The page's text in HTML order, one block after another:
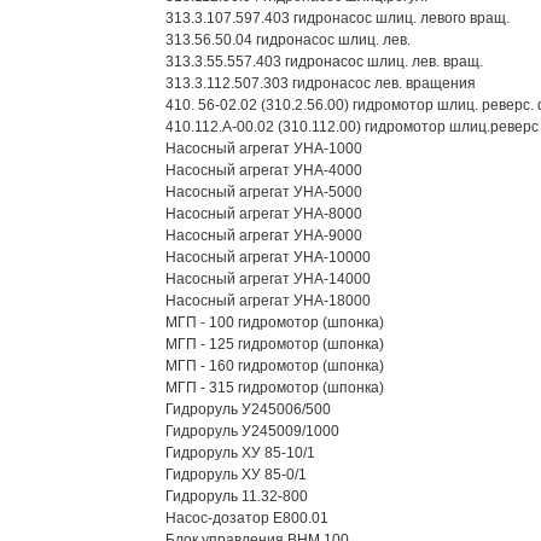
313.3.107.597.403 гидронасос шлиц. левого вращ.
313.56.50.04 гидронасос шлиц. лев.
313.3.55.557.403 гидронасос шлиц. лев. вращ.
313.3.112.507.303 гидронасос лев. вращения
410. 56-02.02 (310.2.56.00) гидромотор шлиц. реверс.
410.112.А-00.02 (310.112.00) гидромотор
Насосный агрегат УНА-1000
Насосный агрегат УНА-4000
Насосный агрегат УНА-5000
Насосный агрегат УНА-8000
Насосный агрегат УНА-9000
Насосный агрегат УНА-10000
Насосный агрегат УНА-14000
Насосный агрегат УНА-18000
МГП - 100 гидромотор (шпонка)
МГП - 125 гидромотор (шпонка)
МГП - 160 гидромотор (шпонка)
МГП - 315 гидромотор (шпонка)
Гидроруль У245006/500
Гидроруль У245009/1000
Гидроруль ХУ 85-10/1
Гидроруль ХУ 85-0/1
Гидроруль 11.32-800
Насос-дозатор Е800.01